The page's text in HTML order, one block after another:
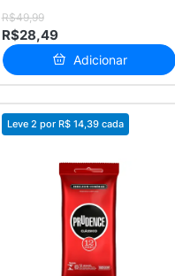
R$49,99
R$28,49
Adicionar
Leve 2 por R$ 14,39 cada